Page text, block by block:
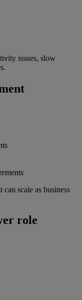
issues, slow
scale as business
role